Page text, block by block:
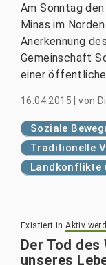
Am Sonntag
Minas im
Anerkennung
Gemeinschaft
einer
16.04.2015 |von
Soziale
Traditionelle
Landkonflikte
Existiert in Aktiv
Der Tod des
unseres